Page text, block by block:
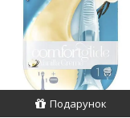
Подарунок